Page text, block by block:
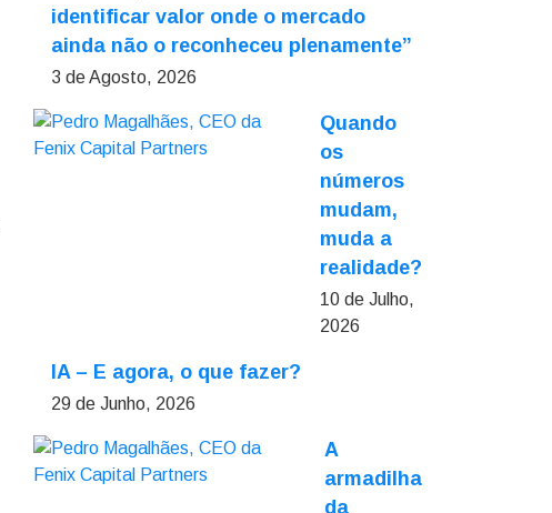
identificar valor onde o mercado
ainda não o reconheceu plenamente”
3 de Agosto, 2026
Quando
os
números
mudam,
muda a
realidade?
10 de Julho,
2026
IA – E agora, o que fazer?
29 de Junho, 2026
A
armadilha
da